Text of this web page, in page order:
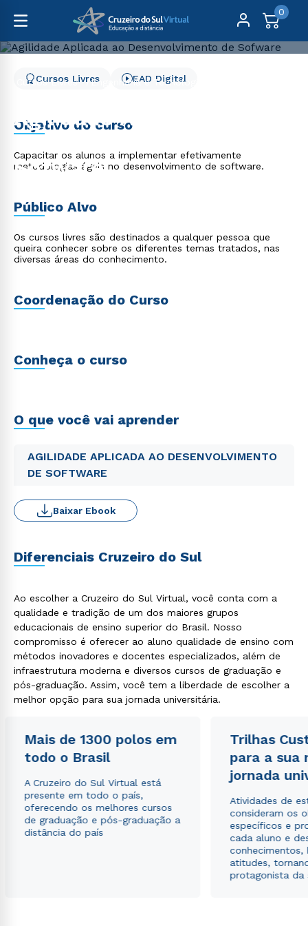
0
Cursos Livres
Engenharia e Tecnologia
Agilidade Aplicada ao
Desenvolvimento de
Sofware
Cursos Livres EAD Digital
Objetivo do curso
Capacitar os alunos a implementar efetivamente
metodologias ágeis no desenvolvimento de software.
Público Alvo
Os cursos livres são destinados a qualquer pessoa que
queira conhecer sobre os diferentes temas tratados, nas
diversas áreas do conhecimento.
Coordenação do Curso
Conheça o curso
O que você vai aprender
AGILIDADE APLICADA AO DESENVOLVIMENTO
DE SOFTWARE
Baixar Ebook
Diferenciais Cruzeiro do Sul
Ao escolher a Cruzeiro do Sul Virtual, você conta com a
qualidade e tradição de um dos maiores grupos
educacionais de ensino superior do Brasil. Nosso
compromisso é oferecer ao aluno qualidade de ensino com
métodos inovadores e docentes especializados, além de
infraestrutura moderna e diversos cursos de graduação e
pós-graduação. Assim, você tem a liberdade de escolher a
melhor opção para sua jornada universitária.
Mais de 1300 polos em
todo o Brasil
A Cruzeiro do Sul Virtual está
presente em todo o país,
oferecendo os melhores cursos
de graduação e pós-graduação a
distância do país
Trilhas
para a sua
jornada
Atividades de
consideram os
específicos e
cada aluno e
conhecimentos,
atitudes,
protagonista da